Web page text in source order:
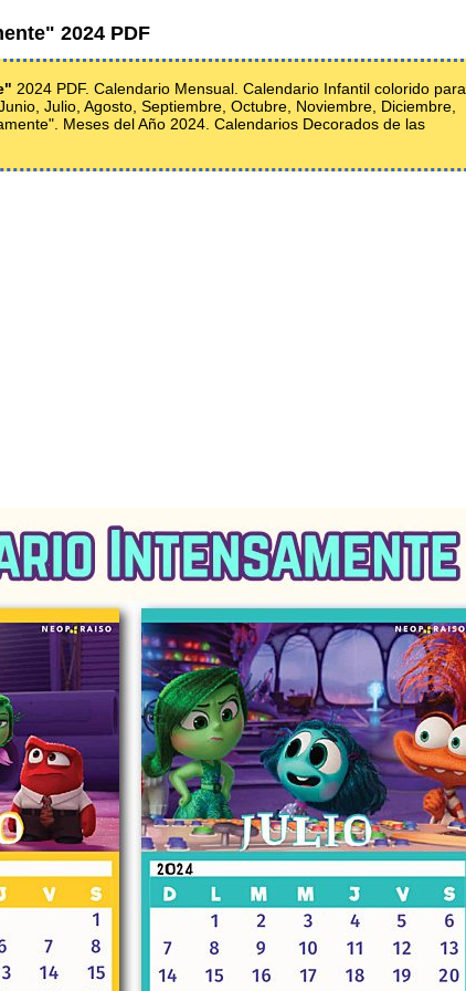
2024 PDF
2024 PDF. Calendario Mensual. Calendario Infantil colorido para
Julio, Agosto, Septiembre, Octubre, Noviembre, Diciembre,
Meses del Año 2024. Calendarios Decorados de las